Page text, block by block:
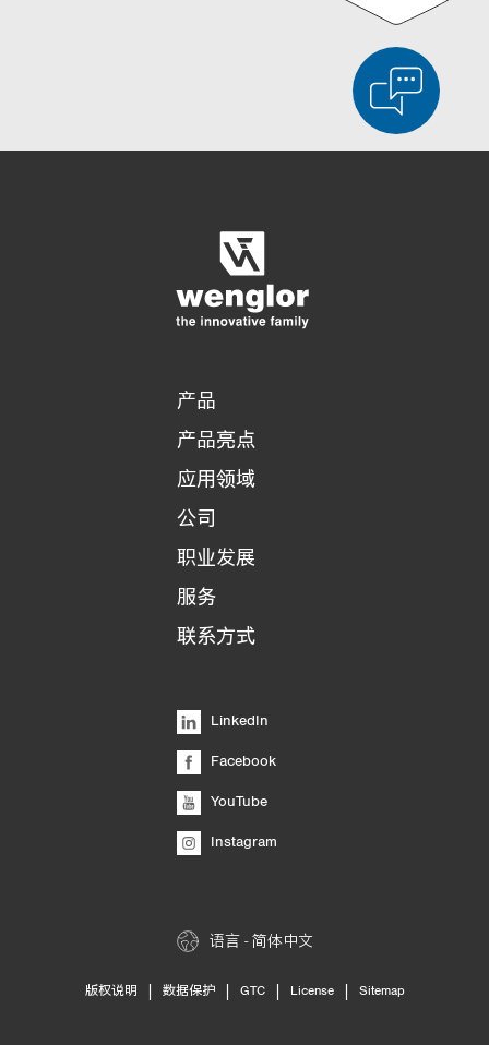
产品
产品亮点
应用领域
公司
职业发展
服务
联系方式
LinkedIn
Facebook
YouTube
Instagram
语言 - 简体中文
版权说明 | 数据保护 | GTC | License | Sitemap